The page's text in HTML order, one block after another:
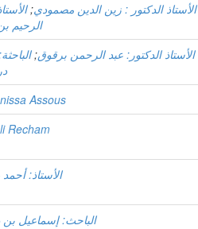
الأستاذ الدكتور : زين الدين مصمودي;
الرحيم
الأستاذ الدكتور: عبد الرحمن برقوق;
Assous
Recham
الأستاذ:
الباحث: إسماعيل بن